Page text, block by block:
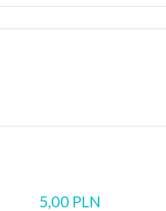
5,00 PLN